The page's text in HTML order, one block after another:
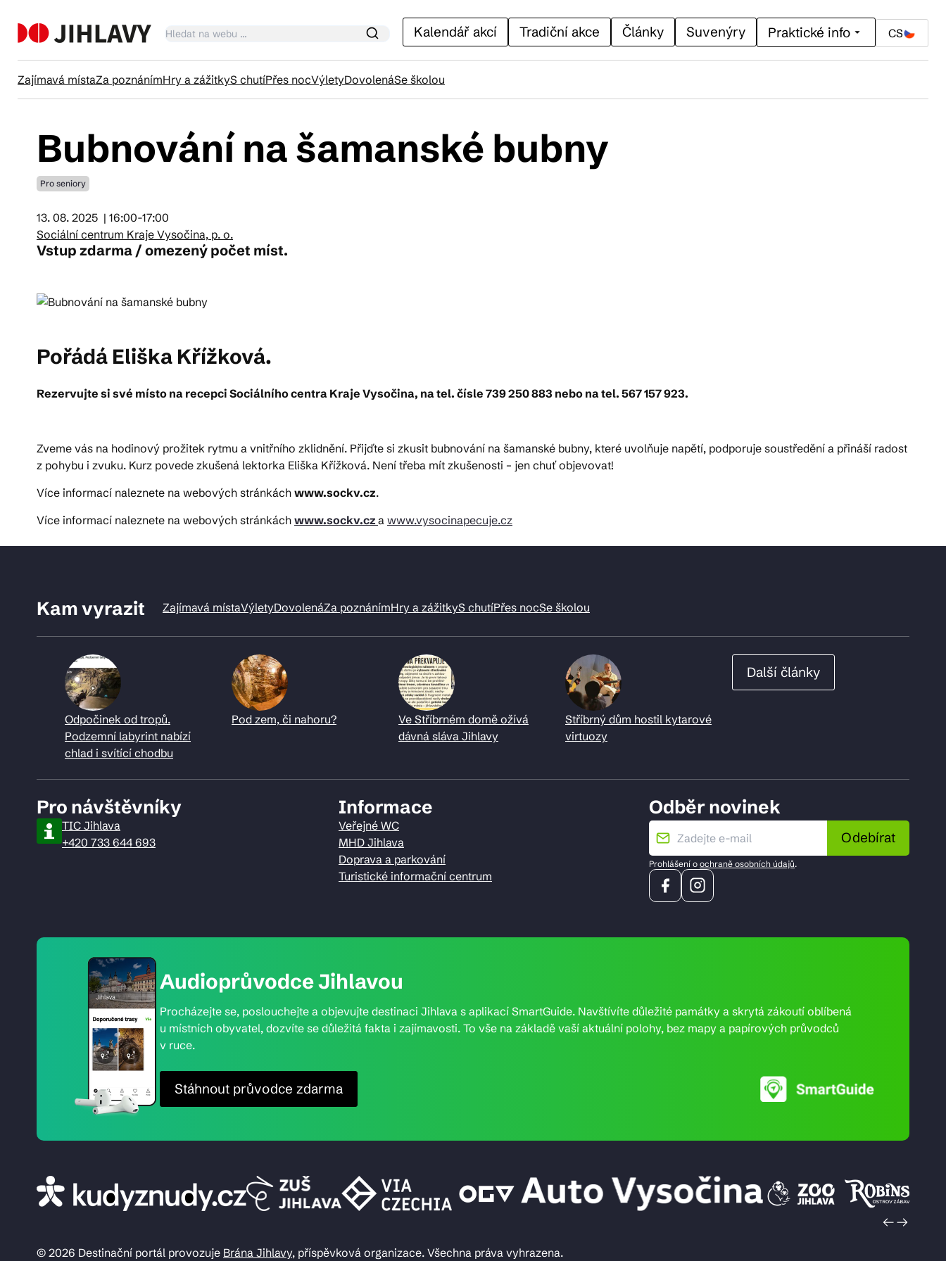
Kalendář akcí Tradiční akce Články Suvenýry Praktické info CS
Zajímavá místaZa poznánímHry a zážitkyS chutíPřes nocVýletyDovolenáSe školou
Kalendář akcí
CS EN DE
Bubnování na šamanské bubny
Pro seniory
13. 08. 2025 | 16:00-17:00
Sociální centrum Kraje Vysočina, p. o.
Vstup zdarma / omezený počet míst.
Pořádá Eliška Křížková.
Rezervujte si své místo na recepci Sociálního centra Kraje Vysočina, na tel. čísle 739 250 883 nebo na tel. 567 157 923.
Zveme vás na hodinový prožitek rytmu a vnitřního zklidnění. Přijďte si zkusit bubnování na šamanské bubny, které uvolňuje napětí, podporuje soustředění a přináší radost
z pohybu i zvuku. Kurz povede zkušená lektorka Eliška Křížková. Není třeba mít zkušenosti – jen chuť objevovat!
Více informací naleznete na webových stránkách www.sockv.cz.
Více informací naleznete na webových stránkách www.sockv.cz a www.vysocinapecuje.cz
Kam vyrazit Zajímavá místaVýletyDovolenáZa poznánímHry a zážitkyS chutíPřes nocSe školou
Odpočinek od tropů.
Podzemní labyrint nabízí
chlad i svítící chodbu
Pod zem, či nahoru?
Ve Stříbrném domě ožívá
dávná sláva Jihlavy
Stříbrný dům hostil kytarové
virtuozy
Další články
Pro návštěvníky
TIC Jihlava
+420 733 644 693
Informace
Veřejné WC
MHD Jihlava
Doprava a parkování
Turistické informační centrum
Odběr novinek
Odebírat
Prohlášení o ochraně osobních údajů.
Audioprůvodce Jihlavou
Procházejte se, poslouchejte a objevujte destinaci Jihlava s aplikací SmartGuide. Navštívíte důležité památky a skrytá zákoutí oblíbená
u místních obyvatel, dozvíte se důležitá fakta i zajímavosti. To vše na základě vaší aktuální polohy, bez mapy a papírových průvodců
v ruce.
Stáhnout průvodce zdarma
© 2026 Destinační portál provozuje Brána Jihlavy, příspěvková organizace. Všechna práva vyhrazena.